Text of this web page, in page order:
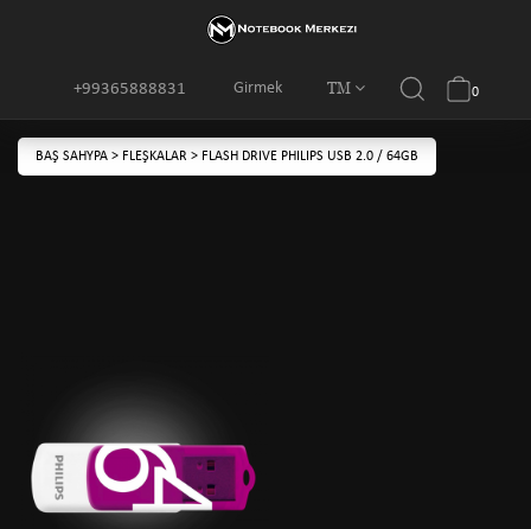
Girmek TM
+99365888831 0
BAŞ SAHYPA > FLEŞKALAR > FLASH DRIVE PHILIPS USB 2.0 / 64GB